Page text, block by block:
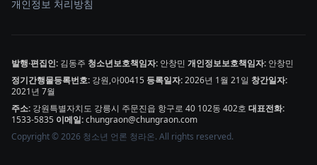
개인정보 처리방침
발행·편집인: 김동주 청소년보호책임자: 안창민 개인정보보호책임자: 안창민
정기간행물등록번호: 강원,아00415 등록일자:2026년 1월 21일 창간일자:
2021년 7월
주소: 강원특별자치도 강릉시 주문진읍 항구로 40 102동 402호 대표전화:
1533-5835 이메일:chungraon@chungraon.com
Copyright © 2026 청소년 언론 청라온. All rights reserved.